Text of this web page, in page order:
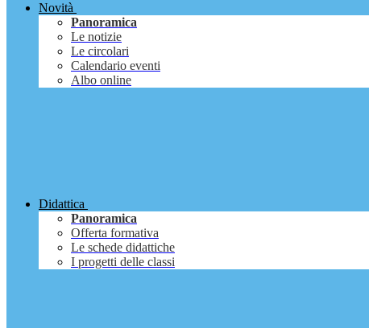
Novità
Panoramica
Le notizie
Le circolari
Calendario eventi
Albo online
Didattica
Panoramica
Offerta formativa
Le schede didattiche
I progetti delle classi